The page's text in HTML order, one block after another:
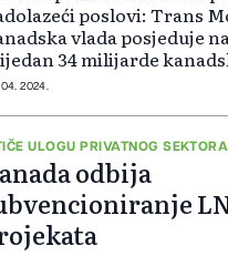
poslovi: Trans
vlada posjeduje
34 milijarde
(25,06 milijardi dolara)
ga prodati, b...
2024.
ULOGU PRIVATNOG SEKTORA
odbija